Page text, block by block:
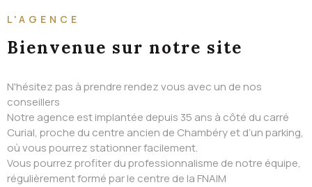
L'AGENCE
Bienvenue sur notre site
N'hésitez pas à prendre rendez vous avec un de nos
conseillers
Notre agence est implantée depuis 35 ans à côté du carré
Curial, proche du centre ancien de Chambéry et d’un parking,
où vous pourrez stationner facilement.
Vous pourrez profiter du professionnalisme de notre équipe,
régulièrement formé par le centre de la FNAIM